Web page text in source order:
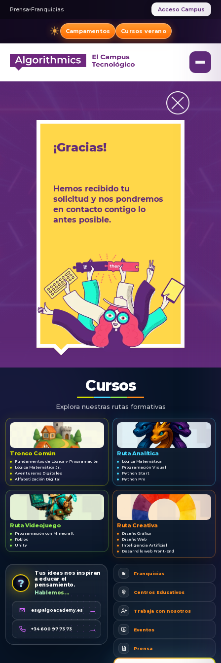
Prensa Franquicias Acceso Campus
☀ Campamentos Cursos verano
¡Gracias!
Hemos recibido tu
solicitud y nos pondremos
en contacto contigo lo
antes posible.
?
Tus ideas nos inspiran
a educar el
pensamiento.
Hablemos...
es@algoacademy.es →
+34 600 97 73 73 →
Cursos
Explora nuestras rutas formativas
Tronco Común
Fundamentos de Lógica y Programación
Lógica Matemática Jr.
Aventureros Digitales
Alfabetización Digital
Ruta Analítica
Lógica Matemática
Programación Visual
Python Start
Python Pro
Ruta Videojuego
Programación con Minecraft
Roblox
Unity
Ruta Creativa
Diseño Gráfico
Diseño Web
Inteligencia Artificial
Desarrollo web Front-End
Franquicias
Centros Educativos
Trabaja con nosotros
Eventos
Prensa